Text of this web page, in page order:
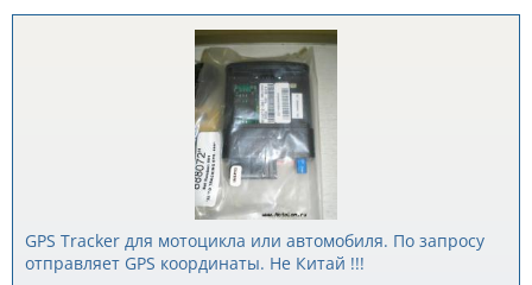
GPS Tracker для мотоцикла или автомобиля. По запросу
отправляет GPS координаты. Не Китай !!!